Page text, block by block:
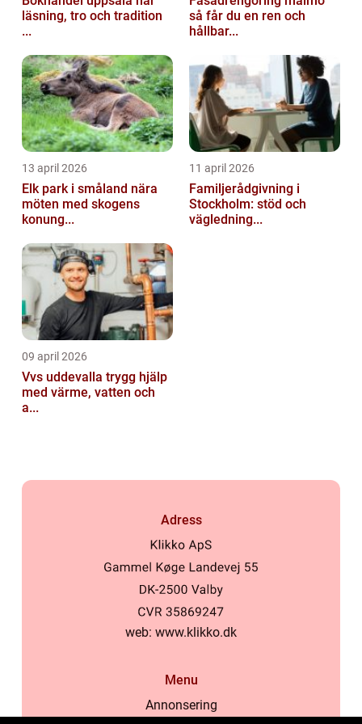
läsning, tro och tradition
...
så får du en ren och
hållbar...
13 april 2026
Elk park i småland nära
möten med skogens
konung...
11 april 2026
Familjerådgivning i
Stockholm: stöd och
vägledning...
09 april 2026
Vvs uddevalla trygg hjälp
med värme, vatten och
a...
Adress
web: www.klikko.dk
Menu
Annonsering